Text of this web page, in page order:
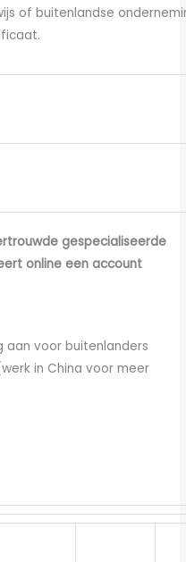
of buitenlandse
gespecialiseerde
online een account
aan voor buitenlanders
in China voor meer